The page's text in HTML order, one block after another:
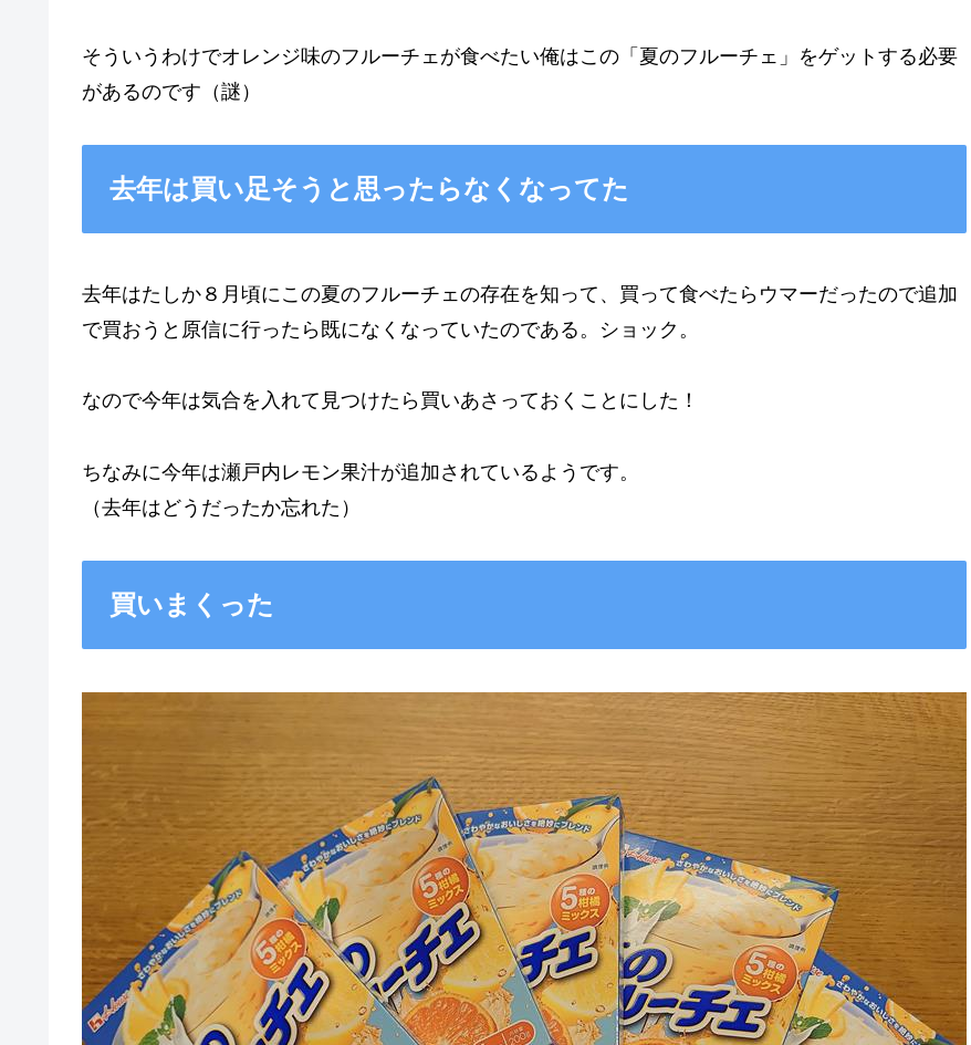
そういうわけでオレンジ味のフルーチェが食べたい俺はこの「夏のフルーチェ」をゲットする必要
があるのです（謎）
去年は買い足そうと思ったらなくなってた
去年はたしか８月頃にこの夏のフルーチェの存在を知って、買って食べたらウマーだったので追加
で買おうと原信に行ったら既になくなっていたのである。ショック。
なので今年は気合を入れて見つけたら買いあさっておくことにした！
ちなみに今年は瀬戸内レモン果汁が追加されているようです。
（去年はどうだったか忘れた）
買いまくった